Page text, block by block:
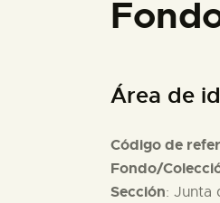
Área de
Código de
Fondo/
Sección: Junta